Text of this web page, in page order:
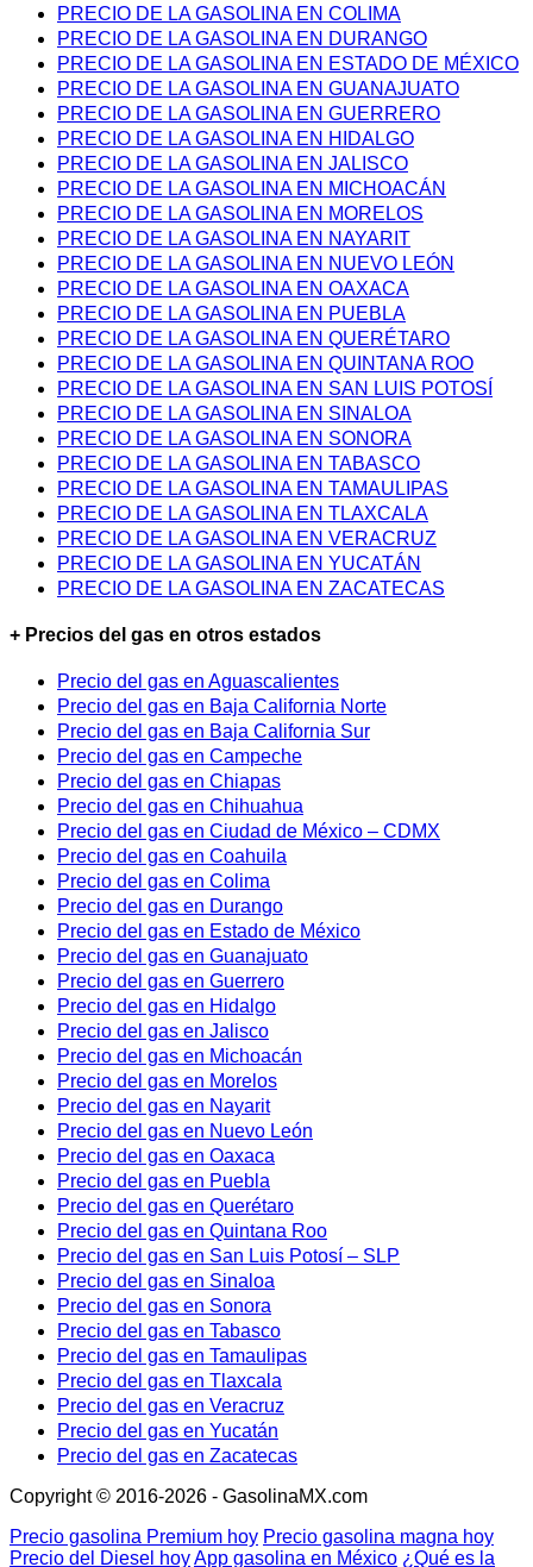
PRECIO DE LA GASOLINA EN COLIMA
PRECIO DE LA GASOLINA EN DURANGO
PRECIO DE LA GASOLINA EN ESTADO DE MÉXICO
PRECIO DE LA GASOLINA EN GUANAJUATO
PRECIO DE LA GASOLINA EN GUERRERO
PRECIO DE LA GASOLINA EN HIDALGO
PRECIO DE LA GASOLINA EN JALISCO
PRECIO DE LA GASOLINA EN MICHOACÁN
PRECIO DE LA GASOLINA EN MORELOS
PRECIO DE LA GASOLINA EN NAYARIT
PRECIO DE LA GASOLINA EN NUEVO LEÓN
PRECIO DE LA GASOLINA EN OAXACA
PRECIO DE LA GASOLINA EN PUEBLA
PRECIO DE LA GASOLINA EN QUERÉTARO
PRECIO DE LA GASOLINA EN QUINTANA ROO
PRECIO DE LA GASOLINA EN SAN LUIS POTOSÍ
PRECIO DE LA GASOLINA EN SINALOA
PRECIO DE LA GASOLINA EN SONORA
PRECIO DE LA GASOLINA EN TABASCO
PRECIO DE LA GASOLINA EN TAMAULIPAS
PRECIO DE LA GASOLINA EN TLAXCALA
PRECIO DE LA GASOLINA EN VERACRUZ
PRECIO DE LA GASOLINA EN YUCATÁN
PRECIO DE LA GASOLINA EN ZACATECAS
+ Precios del gas en otros estados
Precio del gas en Aguascalientes
Precio del gas en Baja California Norte
Precio del gas en Baja California Sur
Precio del gas en Campeche
Precio del gas en Chiapas
Precio del gas en Chihuahua
Precio del gas en Ciudad de México – CDMX
Precio del gas en Coahuila
Precio del gas en Colima
Precio del gas en Durango
Precio del gas en Estado de México
Precio del gas en Guanajuato
Precio del gas en Guerrero
Precio del gas en Hidalgo
Precio del gas en Jalisco
Precio del gas en Michoacán
Precio del gas en Morelos
Precio del gas en Nayarit
Precio del gas en Nuevo León
Precio del gas en Oaxaca
Precio del gas en Puebla
Precio del gas en Querétaro
Precio del gas en Quintana Roo
Precio del gas en San Luis Potosí – SLP
Precio del gas en Sinaloa
Precio del gas en Sonora
Precio del gas en Tabasco
Precio del gas en Tamaulipas
Precio del gas en Tlaxcala
Precio del gas en Veracruz
Precio del gas en Yucatán
Precio del gas en Zacatecas
Copyright © 2016-2026 - GasolinaMX.com
Precio gasolina Premium hoy Precio gasolina magna hoy
Precio del Diesel hoyApp gasolina en México ¿Qué es la